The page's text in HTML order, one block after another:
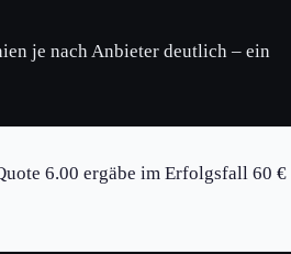
je nach Anbieter deutlich – ein
6.00 ergäbe im Erfolgsfall 60 €